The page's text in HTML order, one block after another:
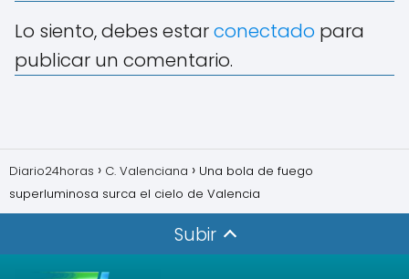
Lo siento, debes estarconectado para
publicar un comentario.
Diario24horas C. Valenciana
Una bola de fuego
superluminosa surca el cielo de Valencia
Subir